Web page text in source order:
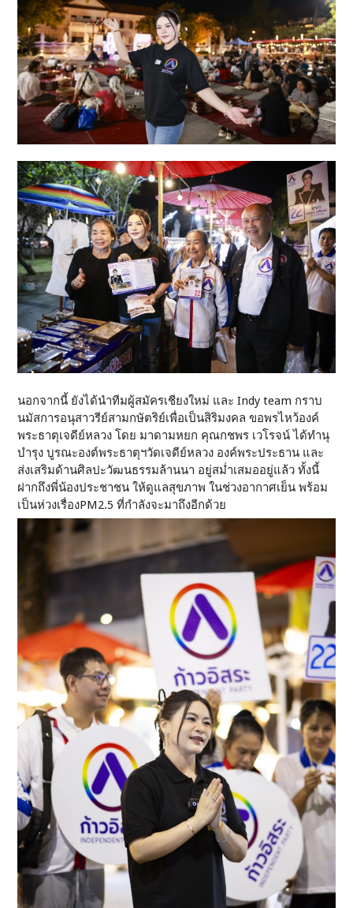
นอกจากนี้ ยังได้นำทีมผู้สมัครเชียงใหม่ และ Indy team กราบ
นมัสการอนุสาวรีย์สามกษัตริย์เพื่อเป็นสิริมงคล ขอพรไหว้องค์
พระธาตุเจดีย์หลวง โดย มาดามหยก คุณกชพร เวโรจน์ ได้ทำนุ
บำรุง บูรณะองต์พระธาตุฯวัดเจดีย์หลวง องค์พระประธาน และ
ส่งเสริมด้านศิลปะวัฒนธรรมล้านนา อยู่สม่ำเสมออยู่แล้ว ทั้งนี้
ฝากถึงพี่น้องประชาชน ให้ดูแลสุขภาพ ในช่วงอากาศเย็น พร้อม
เป็นห่วงเรื่องPM2.5 ที่กำลังจะมาถึงอีกด้วย